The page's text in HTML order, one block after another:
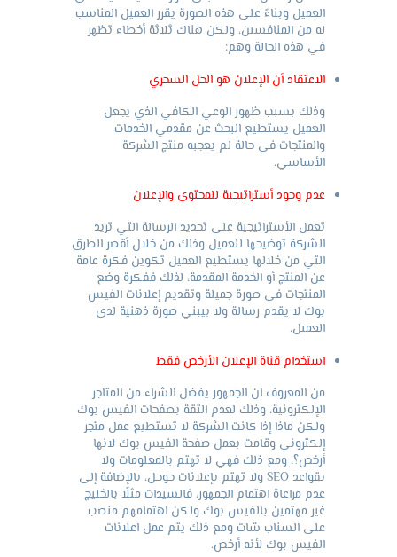
العميل وبناءً على هذه الصورة يقرر العميل المناسب
له من المنافسين، ولكن هناك ثلاثة أخطاء تظهر
في هذه الحالة وهم:
الاعتقاد أن الإعلان هو الحل السحري
وذلك بسبب ظهور الوعي الكافي الذي يجعل
العميل يستطيع البحث عن مقدمي الخدمات
والمنتجات في حالة لم يعجبه منتج الشركة
الأساسي.
عدم وجود أستراتيجية للمحتوى والإعلان
تعمل الأستراتيجية على تحديد الرسالة التي تريد
الشركة توضيحها للعميل وذلك من خلال أقصر الطرق
التي من خلالها يستطيع العميل تكوين فكرة عامة
عن المنتج أو الخدمة المقدمة، لذلك ففكرة وضع
المنتجات فى صورة جميلة وتقديم إعلانات الفيس
بوك لا يقدم رسالة ولا بيبني صورة ذهنية لدى
العميل.
استخدام قناة الإعلان الأرخص فقط
من المعروف ان الجمهور يفضل الشراء من المتاجر
الإلكترونية، وذلك لعدم الثقة بصفحات الفيس بوك
ولكن ماذا إذا كانت الشركة لا تستطيع عمل متجر
إلكتروني وقامت بعمل صفحة الفيس بوك لانها
أرخص؟، ومع ذلك فهي لا تهتم بالمعلومات ولا
بقواعد SEO ولا تهتم بإعلانات جوجل، بالإضافة إلى
عدم مراعاة اهتمام الجمهور، فالسيدات مثلًا بالخليج
غير مهتمين بالفيس بوك ولكن اهتمامهم منصب
على السناب شات ومع ذلك يتم عمل اعلانات
الفيس بوك لأنه أرخص.